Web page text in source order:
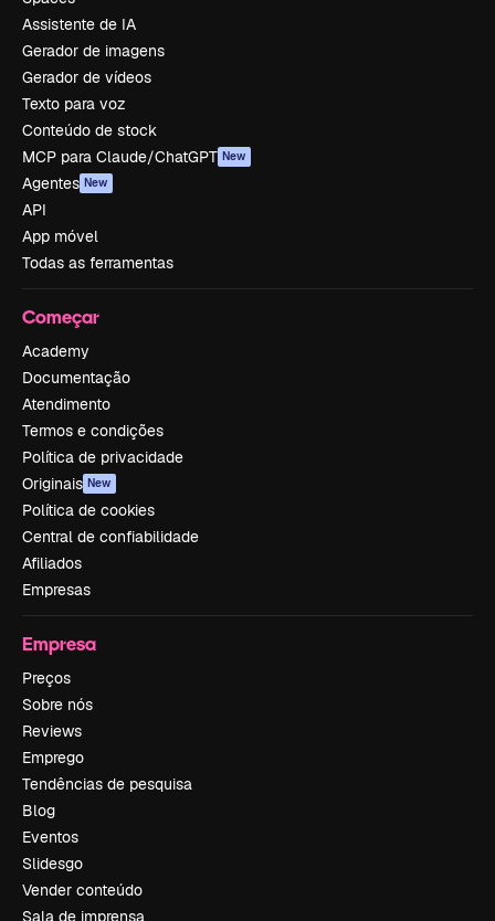
Assistente de IA
Gerador de imagens
Gerador de vídeos
Texto para voz
Conteúdo de stock
MCP para Claude/ChatGPT New
Agentes New
API
App móvel
Todas as ferramentas
Começar
Academy
Documentação
Atendimento
Termos e condições
Política de privacidade
Originais New
Política de cookies
Central de confiabilidade
Afiliados
Empresas
Empresa
Preços
Sobre nós
Reviews
Emprego
Tendências de pesquisa
Blog
Eventos
Slidesgo
Vender conteúdo
Sala de imprensa